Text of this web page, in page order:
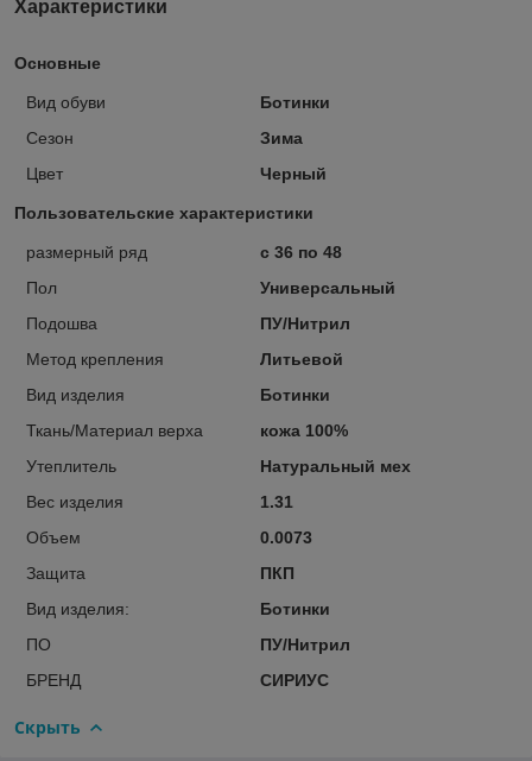
Характеристики
Основные
Вид обуви
Ботинки
Сезон
Зима
Цвет
Черный
Пользовательские характеристики
размерный ряд
с 36 по 48
Пол
Универсальный
Подошва
ПУ/Нитрил
Метод крепления
Литьевой
Вид изделия
Ботинки
Ткань/Материал верха
кожа 100%
Утеплитель
Натуральный мех
Вес изделия
1.31
Объем
0.0073
Защита
ПКП
Вид изделия:
Ботинки
ПО
ПУ/Нитрил
БРЕНД
СИРИУС
Скрыть